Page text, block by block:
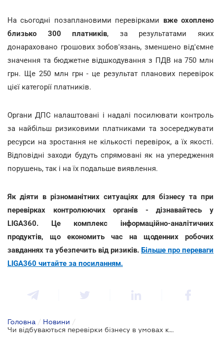
На сьогодні позаплановими перевірками вже охоплено
близько 300 платників, за результатами яких
донараховано грошових зобов'язань, зменшено від'ємне
значення та бюджетне відшкодування з ПДВ на 750 млн
грн. Ще 250 млн грн - це результат планових перевірок
цієї категорії платників.
Органи ДПС налаштовані і надалі посилювати контроль
за найбільш ризиковими платниками та зосереджувати
ресурси на зростання не кількості перевірок, а їх якості.
Відповідні заходи будуть спрямовані як на упередження
порушень, так і на їх подальше виявлення.
Як діяти в різноманітних ситуаціях для бізнесу та при
перевірках контролюючих органів - дізнавайтесь у
LIGA360. Це комплекс інформаційно-аналітичних
продуктів, що економить час на щоденних робочих
завданнях та убезпечить від ризиків. Більше про переваги
LIGA360 читайте за посиланням.
Головна / Новини /
Чи відбуваються перевірки бізнесу в умовах карантину - ДПС